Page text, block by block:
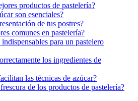
productos de pastelería?
son esenciales?
de tus postres?
comunes en pastelería?
para un pastelero
los ingredientes de
las técnicas de azúcar?
de los productos de pastelería?